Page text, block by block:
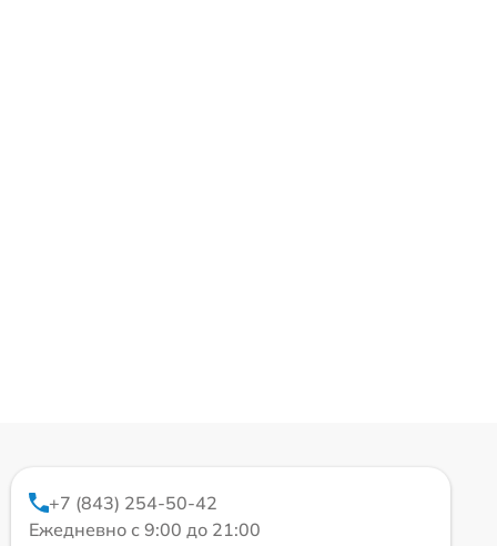
+7 (843) 254-50-42
Ежедневно с 9:00 до 21:00